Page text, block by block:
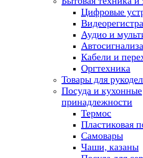
Цифровые
Аудио и
Кабели и
Оргтехника
Товары для
Посуда и кухонные
принадлежности
Термос
Пластиковая
Самовары
Чаши, казаны